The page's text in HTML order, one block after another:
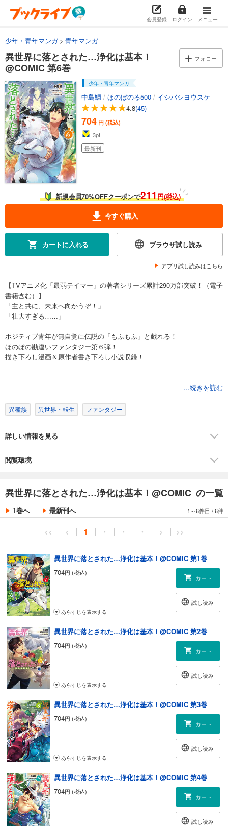
会員登録 ログイン メニュー
少年・青年マンガ 青年マンガ
異世界に落とされた…浄化は基本！
@COMIC 第6巻
フォロー
少年・青年マンガ
中島鯛 / ほのぼのる500 / イシバシヨウスケ
4.8(45)
704 円 (税込)
3pt
最新刊
新規会員70%OFFクーポンで211円(税込)
今すぐ購入
カートに入れる ブラウザ試し読み
アプリ試し読みはこちら
【TVアニメ化「最弱テイマー」の著者シリーズ累計290万部突破！（電子
書籍含む）】
「主と共に、未来へ向かうぞ！」
「壮大すぎる……」
ポジティブ青年が無自覚に伝説の「もふもふ」と戯れる！
ほのぼの勘違いファンタジー第６弾！
描き下ろし漫画＆原作者書き下ろし小説収録！
春を迎えて新たな生命との出会いの季節が訪れる。
共に流れる不思議なオーラに誘われて、
知らず知らずのうちにまたも、樹を救ってしまう。
……だが、エンペラス国側も黙っていない。
森への侵略が本格的に動きだす。
「主と共に、未来へ向かうぞ！」
「壮大すぎる……」
ポジティブ青年が無自覚に伝説の「もふもふ」と戯れる！
ほのぼの勘違いファンタジー第６弾！
...続きを読む
異種族 異世界・転生 ファンタジー
詳しい情報を見る
閲覧環境
異世界に落とされた…浄化は基本！@COMIC の一覧
1巻へ 最新刊へ 1～6件目 /6件
<< < 1 ・ ・ ・ > >>
異世界に落とされた…浄化は基本！@COMIC 第1巻
704円 (税込)
カート
試し読み
あらすじを表示する
異世界に落とされた…浄化は基本！@COMIC 第2巻
704円 (税込)
カート
試し読み
あらすじを表示する
異世界に落とされた…浄化は基本！@COMIC 第3巻
704円 (税込)
カート
試し読み
あらすじを表示する
異世界に落とされた…浄化は基本！@COMIC 第4巻
704円 (税込)
カート
試し読み